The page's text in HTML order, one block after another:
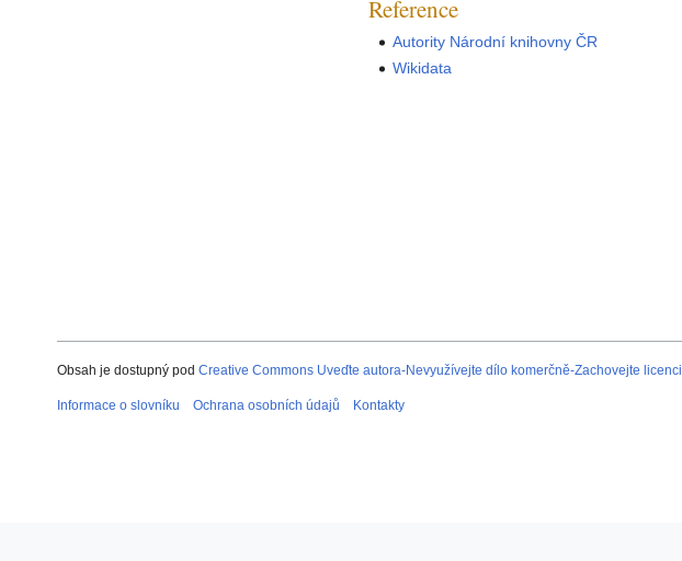
Reference
Autority Národní knihovny ČR
Wikidata
Obsah je dostupný pod Creative Commons Uveďte autora-Nevyužívejte dílo komerčně-Zachovejte licenci
Informace o slovníku Ochrana osobních údajů Kontakty